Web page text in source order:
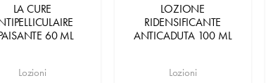
LA CURE
60 ML
Lozioni
LOZIONE
RIDENSIFICANTE
ANTICADUTA 100 ML
Lozioni